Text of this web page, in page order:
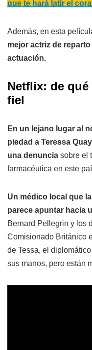
que te hará latir el
Además, en esta
mejor actriz de
actuación.
Netflix: de
fiel
En un lejano lugar al
piedad a Teressa
una denuncia sobre el
farmacéutica en este
Un médico local que
parece apuntar hacia
Bernard Pellegrin y los
Comisionado Británico
de Tessa, el
sus manos, pero están